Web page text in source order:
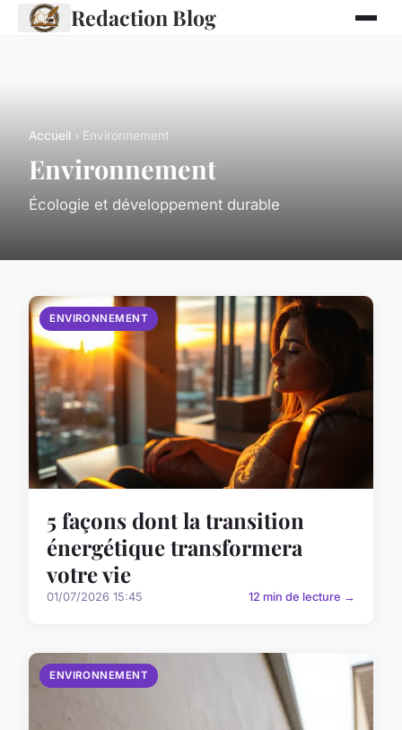
Redaction Blog
Accueil › Environnement
Environnement
Écologie et développement durable
ENVIRONNEMENT
5 façons dont la transition
énergétique transformera
votre vie
01/07/2026 15:45 12 min de lecture →
ENVIRONNEMENT